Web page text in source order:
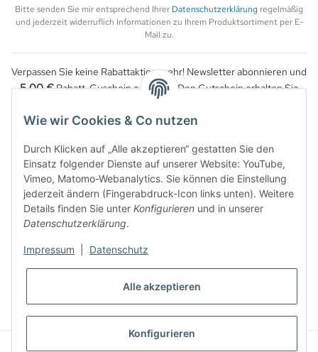
Wie wir Cookies & Co nutzen
Durch Klicken auf „Alle akzeptieren“ gestatten Sie den
Einsatz folgender Dienste auf unserer Website: YouTube,
Vimeo, Matomo-Webanalytics. Sie können die Einstellung
jederzeit ändern (Fingerabdruck-Icon links unten). Weitere
Details finden Sie unter Konfigurieren und in unserer
Datenschutzerklärung.
Impressum Datenschutz
Alle akzeptieren
Konfigurieren
Bitte senden Sie mir entsprechend Ihrer Datenschutzerklärung regelmäßig
und jederzeit widerruflich Informationen zu Ihrem Produktsortiment per E-
Mail zu.
Verpassen Sie keine Rabattaktion mehr! Newsletter abonnieren und
5,00 €Rabatt-Guschein erhalten. Den Gutschein erhalten Sie
per Email nach der erfolgreichen Bestätigung Ihrer Email-Adresse.
WIDERRUFSBUTTON
© Reitzeuch